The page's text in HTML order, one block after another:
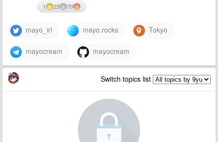
1 23 70
mayo_irl mayo.rocks Tokyo
mayocream mayocream
Switch topics list